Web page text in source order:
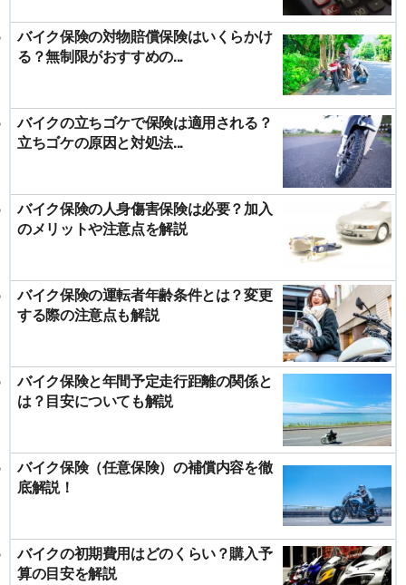
バイク保険の対物賠償保険はいくらかけ
る？無制限がおすすめの...
バイクの立ちゴケで保険は適用される？
立ちゴケの原因と対処法...
バイク保険の人身傷害保険は必要？加入
のメリットや注意点を解説
バイク保険の運転者年齢条件とは？変更
する際の注意点も解説
バイク保険と年間予定走行距離の関係と
は？目安についても解説
バイク保険（任意保険）の補償内容を徹
底解説！
バイクの初期費用はどのくらい？購入予
算の目安を解説